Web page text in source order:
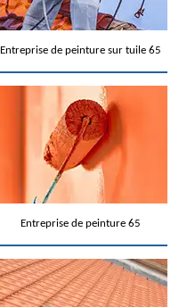
Entreprise de peinture sur tuile 65
Entreprise de peinture 65